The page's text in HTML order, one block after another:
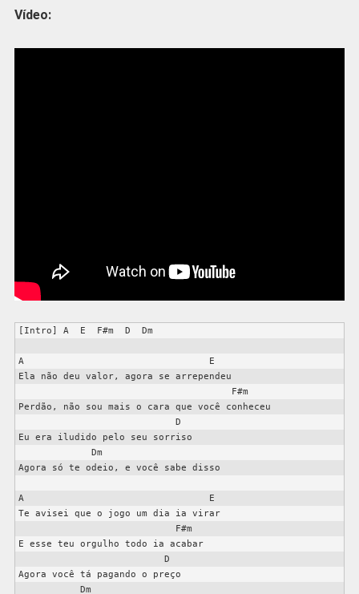
Vídeo:
[Intro] A  E  F#m  D  Dm
A                                 E
Ela não deu valor, agora se arrependeu
Perdão, não sou mais o cara que você conheceu
Eu era iludido pelo seu sorriso
Agora só te odeio, e você sabe disso
A                                 E
Te avisei que o jogo um dia ia virar
E esse teu orgulho todo ia acabar
Agora você tá pagando o preço